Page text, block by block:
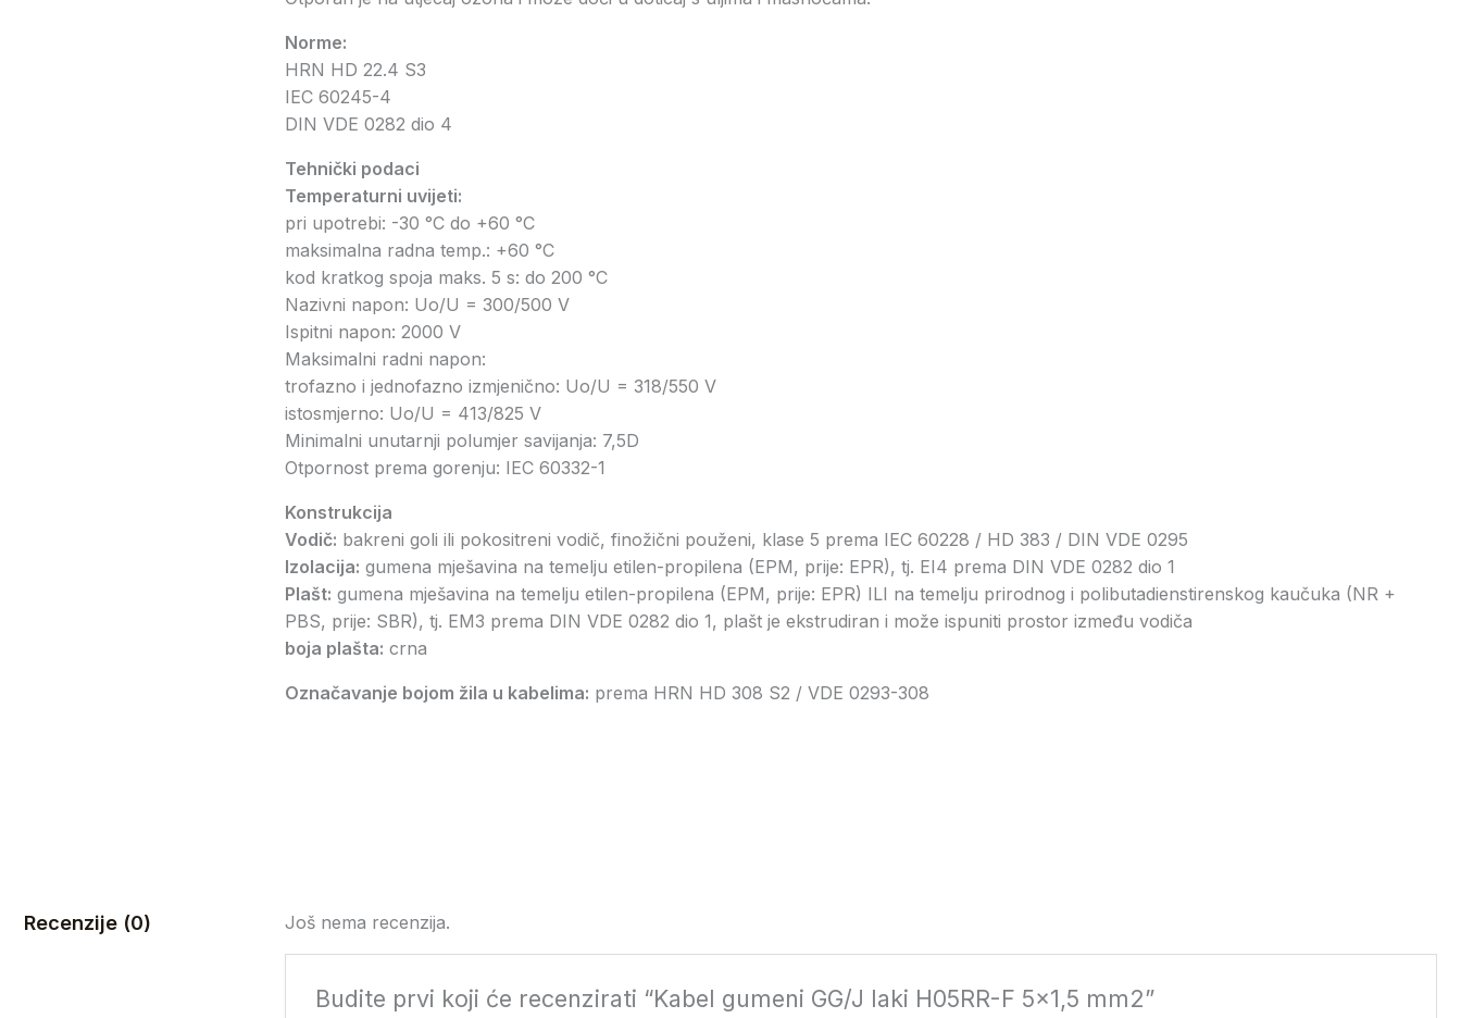
Norme:
HRN HD 22.4 S3
IEC 60245-4
DIN VDE 0282 dio 4
Tehnički podaci
Temperaturni uvijeti:
pri upotrebi: -30 °C do +60 °C
maksimalna radna temp.: +60 °C
kod kratkog spoja maks. 5 s: do 200 °C
Nazivni napon: Uο/U = 300/500 V
Ispitni napon: 2000 V
Maksimalni radni napon:
trofazno i jednofazno izmjenično: Uο/U = 318/550 V
istosmjerno: Uο/U = 413/825 V
Minimalni unutarnji polumjer savijanja: 7,5D
Otpornost prema gorenju: IEC 60332-1
Konstrukcija
Vodič: bakreni goli ili pokositreni vodič, finožični použeni, klase 5 prema IEC 60228 / HD 383 / DIN VDE 0295
Izolacija: gumena mješavina na temelju etilen-propilena (EPM, prije: EPR), tj. EI4 prema DIN VDE 0282 dio 1
Plašt: gumena mješavina na temelju etilen-propilena (EPM, prije: EPR) ILI na temelju prirodnog i polibutadienstirenskog kaučuka (NR +
PBS, prije: SBR), tj. EM3 prema DIN VDE 0282 dio 1, plašt je ekstrudiran i može ispuniti prostor između vodiča
boja plašta: crna
Označavanje bojom žila u kabelima: prema HRN HD 308 S2 / VDE 0293-308
Recenzije (0) Još nema recenzija.
Budite prvi koji će recenzirati “Kabel gumeni GG/J laki H05RR-F 5×1,5 mm2”